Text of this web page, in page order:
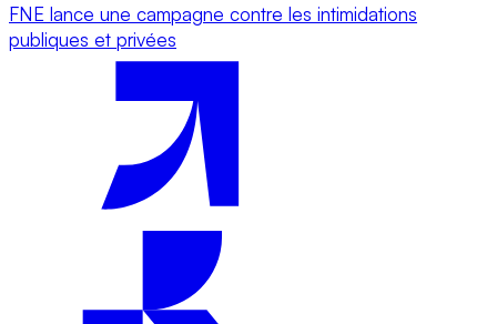
FNE lance une campagne contre les intimidations
publiques et privées